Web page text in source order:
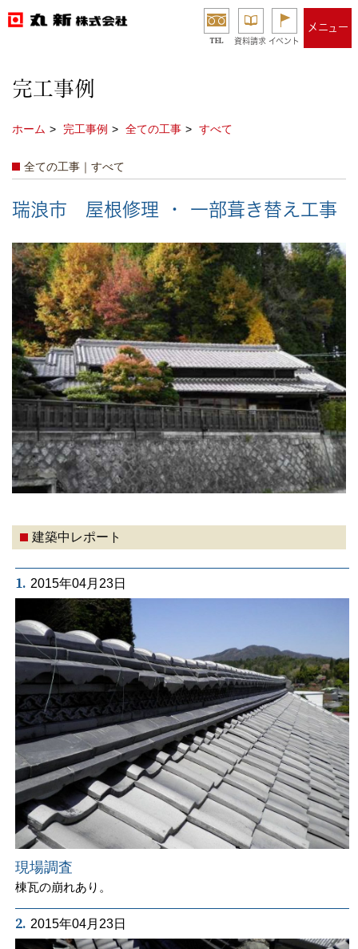
TEL 資料請求 イベント
メニュー
完工事例
ホーム 完工事例 全ての工事 すべて
全ての工事｜すべて
瑞浪市 屋根修理 ・ 一部葺き替え工事
建築中レポート
1. 2015年04月23日
現場調査
棟瓦の崩れあり。
2. 2015年04月23日